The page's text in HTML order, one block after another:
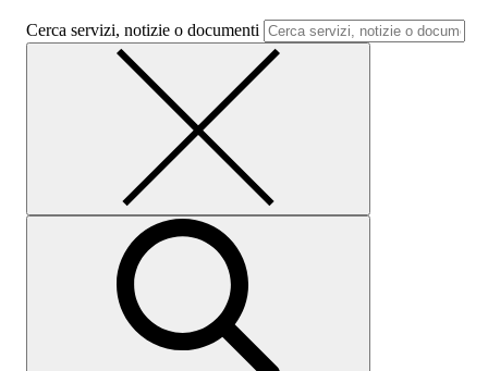
Cerca servizi, notizie o documenti